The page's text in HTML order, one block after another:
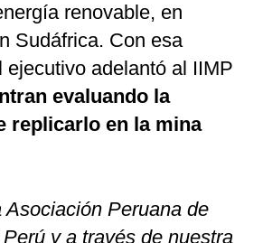
renovable, en
Sudáfrica. Con esa
ejecutivo adelantó al IIMP
evaluando la
replicarlo en la mina
Asociación Peruana de
y a través de nuestra